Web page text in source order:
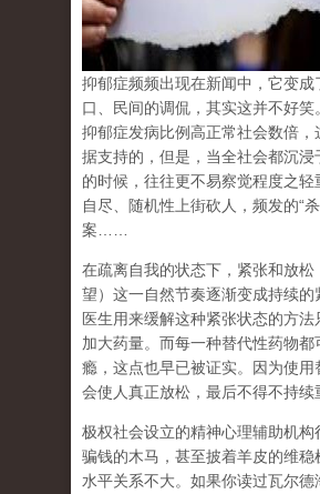
抑郁症频频出现在新闻中，它变成
口、民间的调侃，其实这并不好笑
抑郁症发病比例高正常社会数倍，
据支持的，但是，当全社会都沉浸
的时候，往往更不易察觉程度之轻
自尽、随机性上街砍人，频发的“
案
在疏离自我的状态下，紧张和放松
望）这一自然节奏逐渐变成持续的
医生用来缓解这种紧张状态的方法
加大药量。而每一种替代性药物都
瘾，这点也早已被证实。因为使用
会使人真正放松，最后不得不持续
极权社会设立的精神心理辅助机构
骗钱的木马，甚至披着羊皮的维稳
水平关系不大。如果你读过瓦尔德